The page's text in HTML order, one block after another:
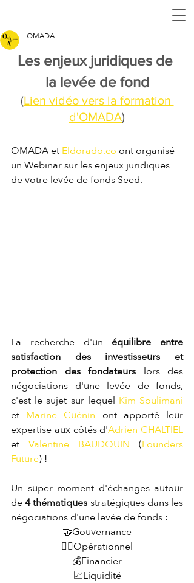
OMADA
Les enjeux juridiques de
la levée de fond
(Lien vidéo vers la formation
d'OMADA)
OMADA et Eldorado.co ont organisé
un Webinar sur les enjeux juridiques
de votre levée de fonds Seed.
La recherche d'un équilibre entre
satisfaction des investisseurs et
protection des fondateurs lors des
négociations d'une levée de fonds,
c'est le sujet sur lequel Kim Soulimani
et Marine Cuénin ont apporté leur
expertise aux côtés d'Adrien CHALTIEL
et Valentine BAUDOUIN (Founders
Future) !
Un super moment d'échanges autour
de 4 thématiques stratégiques dans les
négociations d'une levée de fonds :
🤝Gouvernance
👷‍♀️Opérationnel
💰Financier
📈Liquidité